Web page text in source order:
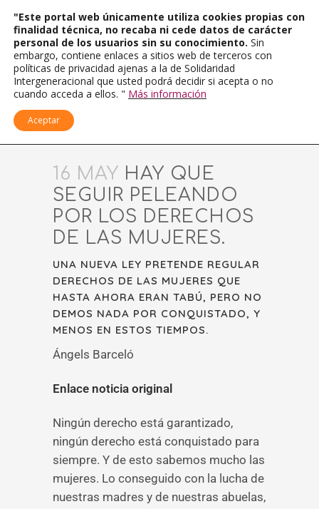
16 MAY HAY QUE
SEGUIR PELEANDO
POR LOS DERECHOS
DE LAS MUJERES.
UNA NUEVA LEY PRETENDE REGULAR
DERECHOS DE LAS MUJERES QUE
HASTA AHORA ERAN TABÚ, PERO NO
DEMOS NADA POR CONQUISTADO, Y
MENOS EN ESTOS TIEMPOS.
Ángels Barceló
Enlace noticia original
Ningún derecho está garantizado,
ningún derecho está conquistado para
siempre. Y de esto sabemos mucho las
mujeres. Lo conseguido con la lucha de
nuestras madres y de nuestras abuelas,
"Este portal web únicamente utiliza cookies propias con
finalidad técnica, no recaba ni cede datos de carácter
personal de los usuarios sin su conocimiento. Sin
embargo, contiene enlaces a sitios web de terceros con
políticas de privacidad ajenas a la de Solidaridad
Intergeneracional que usted podrá decidir si acepta o no
cuando acceda a ellos. " Más información
Aceptar